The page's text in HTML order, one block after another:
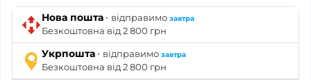
Нова пошта · відправимо завтра
Безкоштовна від 2 800 грн
Укрпошта · відправимо завтра
Безкоштовна від 2 800 грн